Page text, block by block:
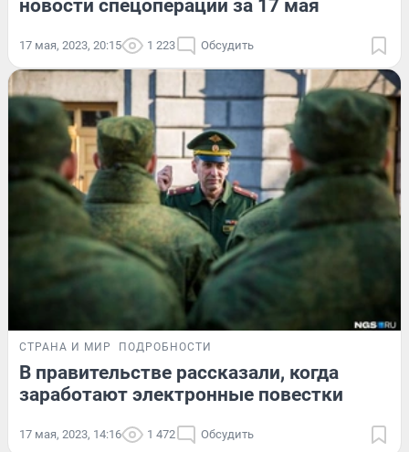
новости спецоперации за 17 мая
17 мая, 2023, 20:15 1 223 Обсудить
СТРАНА И МИР ПОДРОБНОСТИ
В правительстве рассказали, когда
заработают электронные повестки
17 мая, 2023, 14:16 1 472 Обсудить